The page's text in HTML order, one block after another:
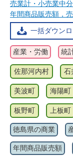
売業計・小売業中
年間商品販売額，
一括ダウン
産業・労働 統
佐那河内村 石
美波町 海陽町
板野町 上板町
徳島県の商業
年間商品販売額